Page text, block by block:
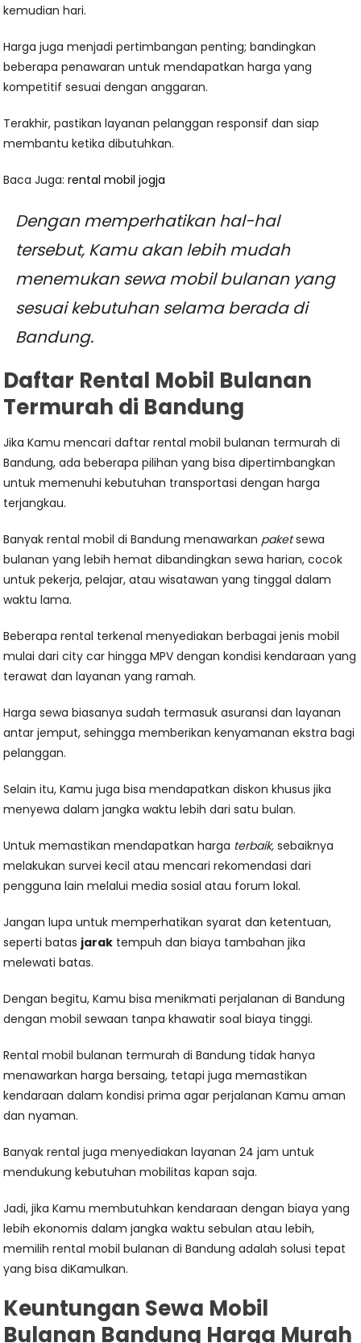
kemudian hari.
Harga juga menjadi pertimbangan penting; bandingkan
beberapa penawaran untuk mendapatkan harga yang
kompetitif sesuai dengan anggaran.
Terakhir, pastikan layanan pelanggan responsif dan siap
membantu ketika dibutuhkan.
Baca Juga:rental mobil jogja
Dengan memperhatikan hal-hal
tersebut, Kamu akan lebih mudah
menemukan sewa mobil bulanan yang
sesuai kebutuhan selama berada di
Bandung.
Daftar Rental Mobil Bulanan
Termurah di Bandung
Jika Kamu mencari daftar rental mobil bulanan termurah di
Bandung, ada beberapa pilihan yang bisa dipertimbangkan
untuk memenuhi kebutuhan transportasi dengan harga
terjangkau.
Banyak rental mobil di Bandung menawarkan paketsewa
bulanan yang lebih hemat dibandingkan sewa harian, cocok
untuk pekerja, pelajar, atau wisatawan yang tinggal dalam
waktu lama.
Beberapa rental terkenal menyediakan berbagai jenis mobil
mulai dari city car hingga MPV dengan kondisi kendaraan yang
terawat dan layanan yang ramah.
Harga sewa biasanya sudah termasuk asuransi dan layanan
antar jemput, sehingga memberikan kenyamanan ekstra bagi
pelanggan.
Selain itu, Kamu juga bisa mendapatkan diskon khusus jika
menyewa dalam jangka waktu lebih dari satu bulan.
Untuk memastikan mendapatkan harga terbaik, sebaiknya
melakukan survei kecil atau mencari rekomendasi dari
pengguna lain melalui media sosial atau forum lokal.
Jangan lupa untuk memperhatikan syarat dan ketentuan,
seperti batas jarak tempuh dan biaya tambahan jika
melewati batas.
Dengan begitu, Kamu bisa menikmati perjalanan di Bandung
dengan mobil sewaan tanpa khawatir soal biaya tinggi.
Rental mobil bulanan termurah di Bandung tidak hanya
menawarkan harga bersaing, tetapi juga memastikan
kendaraan dalam kondisi prima agar perjalanan Kamu aman
dan nyaman.
Banyak rental juga menyediakan layanan 24 jam untuk
mendukung kebutuhan mobilitas kapan saja.
Jadi, jika Kamu membutuhkan kendaraan dengan biaya yang
lebih ekonomis dalam jangka waktu sebulan atau lebih,
memilih rental mobil bulanan di Bandung adalah solusi tepat
yang bisa diKamulkan.
Keuntungan Sewa Mobil
Bulanan Bandung Harga Murah